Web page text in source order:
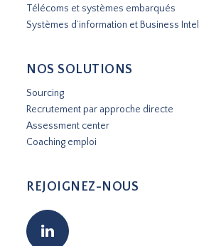
Télécoms et systèmes embarqués
Systèmes d’information et Business
NOS SOLUTIONS
Sourcing
Recrutement par approche directe
Assessment center
Coaching emploi
REJOIGNEZ-NOUS